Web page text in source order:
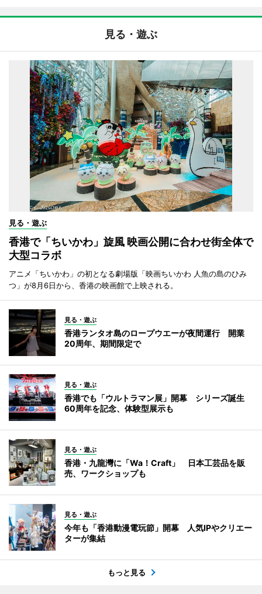
見る・遊ぶ
見る・遊ぶ
香港で「ちいかわ」旋風 映画公開に合わせ街全体で
大型コラボ
アニメ「ちいかわ」の初となる劇場版「映画ちいかわ 人魚の島のひみ
つ」が8月6日から、香港の映画館で上映される。
見る・遊ぶ
香港ランタオ島のロープウエーが夜間運行 開業
20周年、期間限定で
見る・遊ぶ
香港でも「ウルトラマン展」開幕 シリーズ誕生
60周年を記念、体験型展示も
見る・遊ぶ
香港・九龍灣に「Wa！Craft」 日本工芸品を販
売、ワークショップも
見る・遊ぶ
今年も「香港動漫電玩節」開幕 人気IPやクリエー
ターが集結
もっと見る